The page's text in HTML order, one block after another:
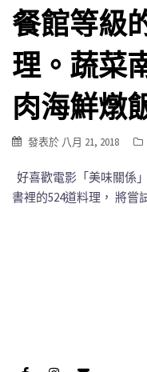
餐館等級
理。蔬菜
肉海鮮燉
發表於 八月 21, 2018
好喜歡電影「美味關係
書裡的524道料理， 將嘗